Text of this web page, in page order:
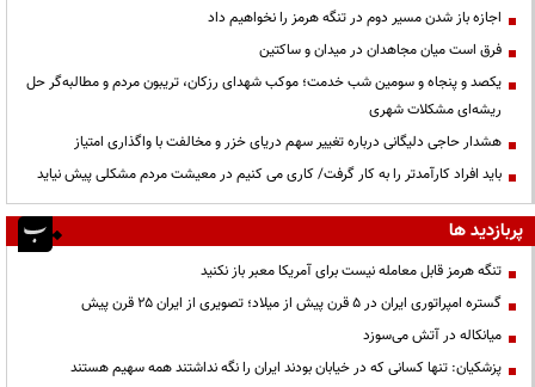
اجازه باز شدن مسیر دوم در تنگه هرمز را نخواهیم داد
فرق است میان مجاهدان در میدان و ساکتین
یکصد و پنجاه و سومین شب خدمت؛ موکب شهدای رزکان، تریبون مردم و مطالبه‌گر حل
ریشه‌ای مشکلات شهری
هشدار حاجی دلیگانی درباره تغییر سهم دریای خزر و مخالفت با واگذاری امتیاز
باید افراد کارآمدتر را به کار گرفت/ کاری می کنیم در معیشت مردم مشکلی پیش نیاید
پربازدید ها
تنگه هرمز قابل معامله نیست برای آمریکا معبر باز نکنید
گستره امپراتوری ایران در ۵ قرن پیش از میلاد؛ تصویری از ایران ۲۵ قرن پیش
میانکاله در آتش می‌سوزد
پزشکیان: تنها کسانی که در خیابان بودند ایران را نگه نداشتند همه سهیم هستند